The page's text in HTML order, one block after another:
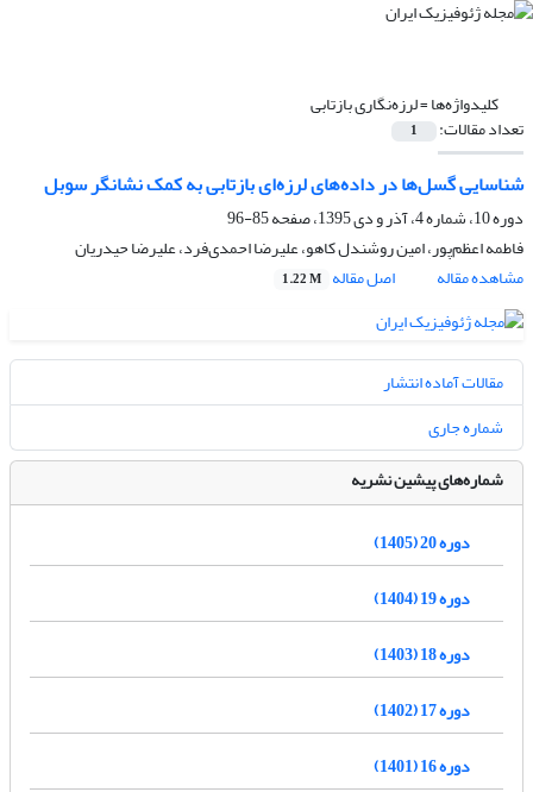
کلیدواژه‌ها =لرزه‌نگاری بازتابی
تعداد مقالات: 1
شناسایی گسل‌ها در داده‌های لرزه‌ای بازتابی به کمک نشانگر سوبل
دوره 10، شماره 4، آذر و دی 1395، صفحه
85-96
فاطمه اعظم‌پور، امین روشندل کاهو، علیرضا احمدی‌فرد، علیرضا حیدریان
مشاهده مقاله
اصل مقاله 1.22 M
مقالات آماده انتشار
شماره جاری
شماره‌های پیشین نشریه
دوره 20 (1405)
دوره 19 (1404)
دوره 18 (1403)
دوره 17 (1402)
دوره 16 (1401)